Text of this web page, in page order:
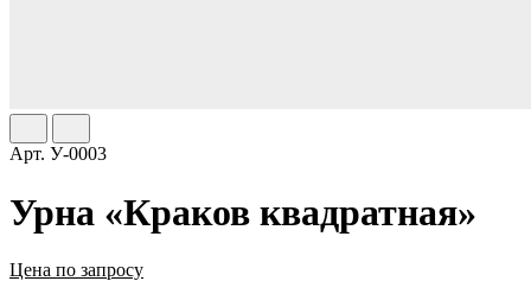
Арт. У-0003
Урна «Краков квадратная»
Цена по запросу